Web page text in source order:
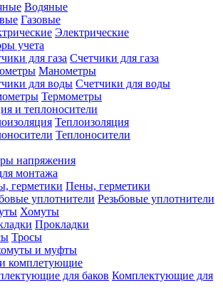
Водяные
Газовые
Электрические
учета
Счетчики для газа
Манометры
Счетчики для воды
Термометры
и теплоносители
Теплоизоляция
Теплоносители
напряжения
монтажа
Пены, герметики
Резьбовые уплотнители
Хомуты
Прокладки
Тросы
и муфты
комплетующие
Комплектующие для